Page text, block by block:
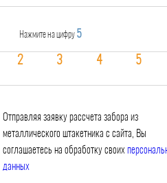
Нажмите на цифру 5
Отправляя заявку рассчета забора из
металлического штакетника с сайта, Вы
соглашаетесь на обработку своих
данных